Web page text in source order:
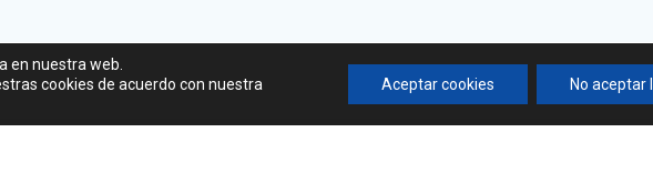
en nuestra web.
cookies de acuerdo con nuestra
Aceptar cookies No aceptar